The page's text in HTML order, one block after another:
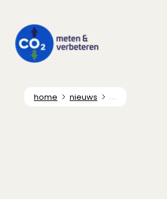
home nieuws ....